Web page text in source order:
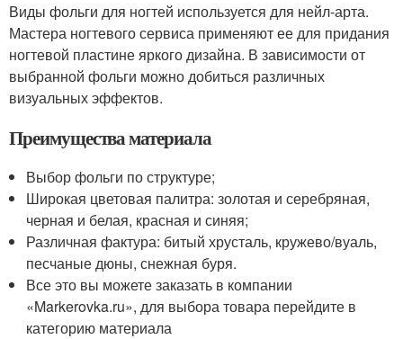
Виды фольги для ногтей используется для нейл-арта.
Мастера ногтевого сервиса применяют ее для придания
ногтевой пластине яркого дизайна. В зависимости от
выбранной фольги можно добиться различных
визуальных эффектов.
Преимущества материала
Выбор фольги по структуре;
Широкая цветовая палитра: золотая и серебряная,
черная и белая, красная и синяя;
Различная фактура: битый хрусталь, кружево/вуаль,
песчаные дюны, снежная буря.
Все это вы можете заказать в компании
«Markerovka.ru», для выбора товара перейдите в
категорию материала